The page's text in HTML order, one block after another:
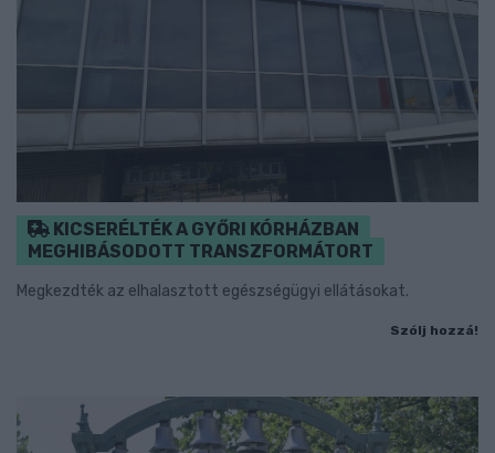
KICSERÉLTÉK A GYŐRI KÓRHÁZBAN
MEGHIBÁSODOTT TRANSZFORMÁTORT
Megkezdték az elhalasztott egészségügyi ellátásokat.
Szólj hozzá!